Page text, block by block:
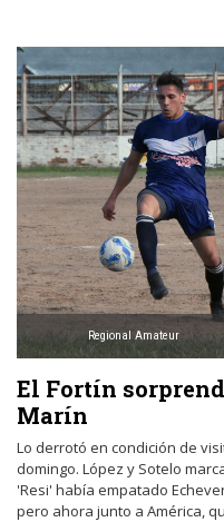
Regional Amateur
El Fortín
Marín
Lo derrotó en condición de
domingo. López y Sotelo
'Resi' había empatado
pero ahora junto a América,